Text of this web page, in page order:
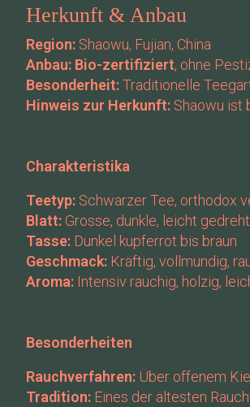
Herkunft & Anbau
Region: Shaowu, Fujian, China
Anbau: Bio-zertifiziert, ohne
Besonderheit:Traditionelle
Hinweis zur Herkunft: Shaowu ist
Charakteristika
Teetyp: Schwarzer Tee, orthodox
Blatt: Grosse, dunkle, leicht
Tasse: Dunkel kupferrot bis braun
Geschmack: Kräftig, vollmundig,
Aroma: Intensiv rauchig, holzig,
Besonderheiten
Rauchverfahren: Über offenem
Tradition: Eines der ältesten